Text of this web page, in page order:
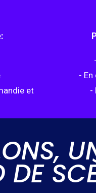
et
-
-
DE